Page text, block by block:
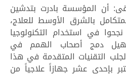
أن المؤسسة بادرت بتدشين
بالشرق الأوسط للعلاج،
في استخدام التكنولوجيا
دمج أصحاب الهمم في
التقنيات المتقدمة في هذا
بإحدى عشر جهازاً علاجياً من